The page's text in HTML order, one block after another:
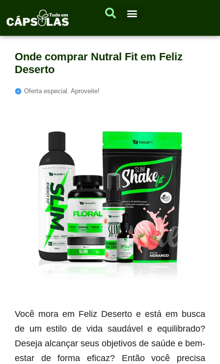
Onde comprar Nutral Fit em Feliz
Deserto
Oferta especial. Aproveite!
Você mora em Feliz Deserto e está em busca
de um estilo de vida saudável e equilibrado?
Deseja alcançar seus objetivos de saúde e bem-
estar de forma eficaz? Então você precisa